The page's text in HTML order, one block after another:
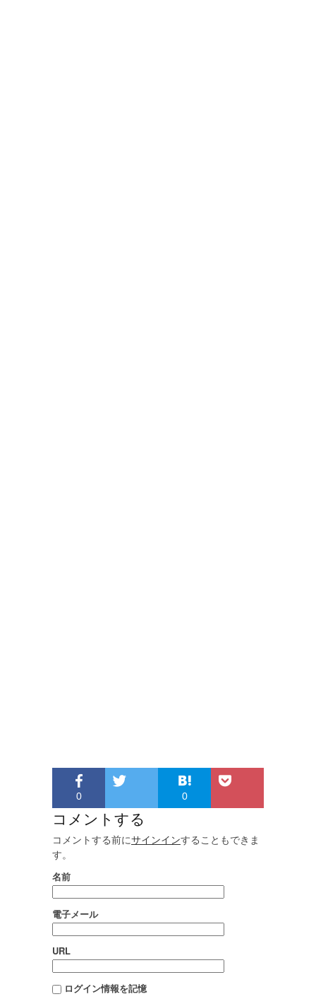
0 0
コメントする
コメントする前にサインインすることもできま
す。
名前
電子メール
URL
ログイン情報を記憶